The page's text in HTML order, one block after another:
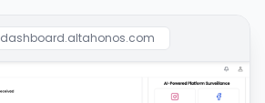
dashboard.altahonos.com